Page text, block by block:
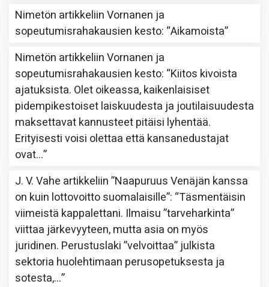
Nimetön artikkeliinVornanen ja
sopeutumisrahakausien kesto: “Aikamoista”
Nimetön artikkeliinVornanen ja
sopeutumisrahakausien kesto: “Kiitos kivoista
ajatuksista. Olet oikeassa, kaikenlaisiset
pidempikestoiset laiskuudesta ja joutilaisuudesta
maksettavat kannusteet pitäisi lyhentää.
Erityisesti voisi olettaa että kansanedustajat
ovat…”
J. V. Vahe artikkeliin”Naapuruus Venäjän kanssa
on kuin lottovoitto suomalaisille”: “Täsmentäisin
viimeistä kappalettani. Ilmaisu ”tarveharkinta”
viittaa järkevyyteen, mutta asia on myös
juridinen. Perustuslaki ”velvoittaa” julkista
sektoria huolehtimaan perusopetuksesta ja
sotesta,…”